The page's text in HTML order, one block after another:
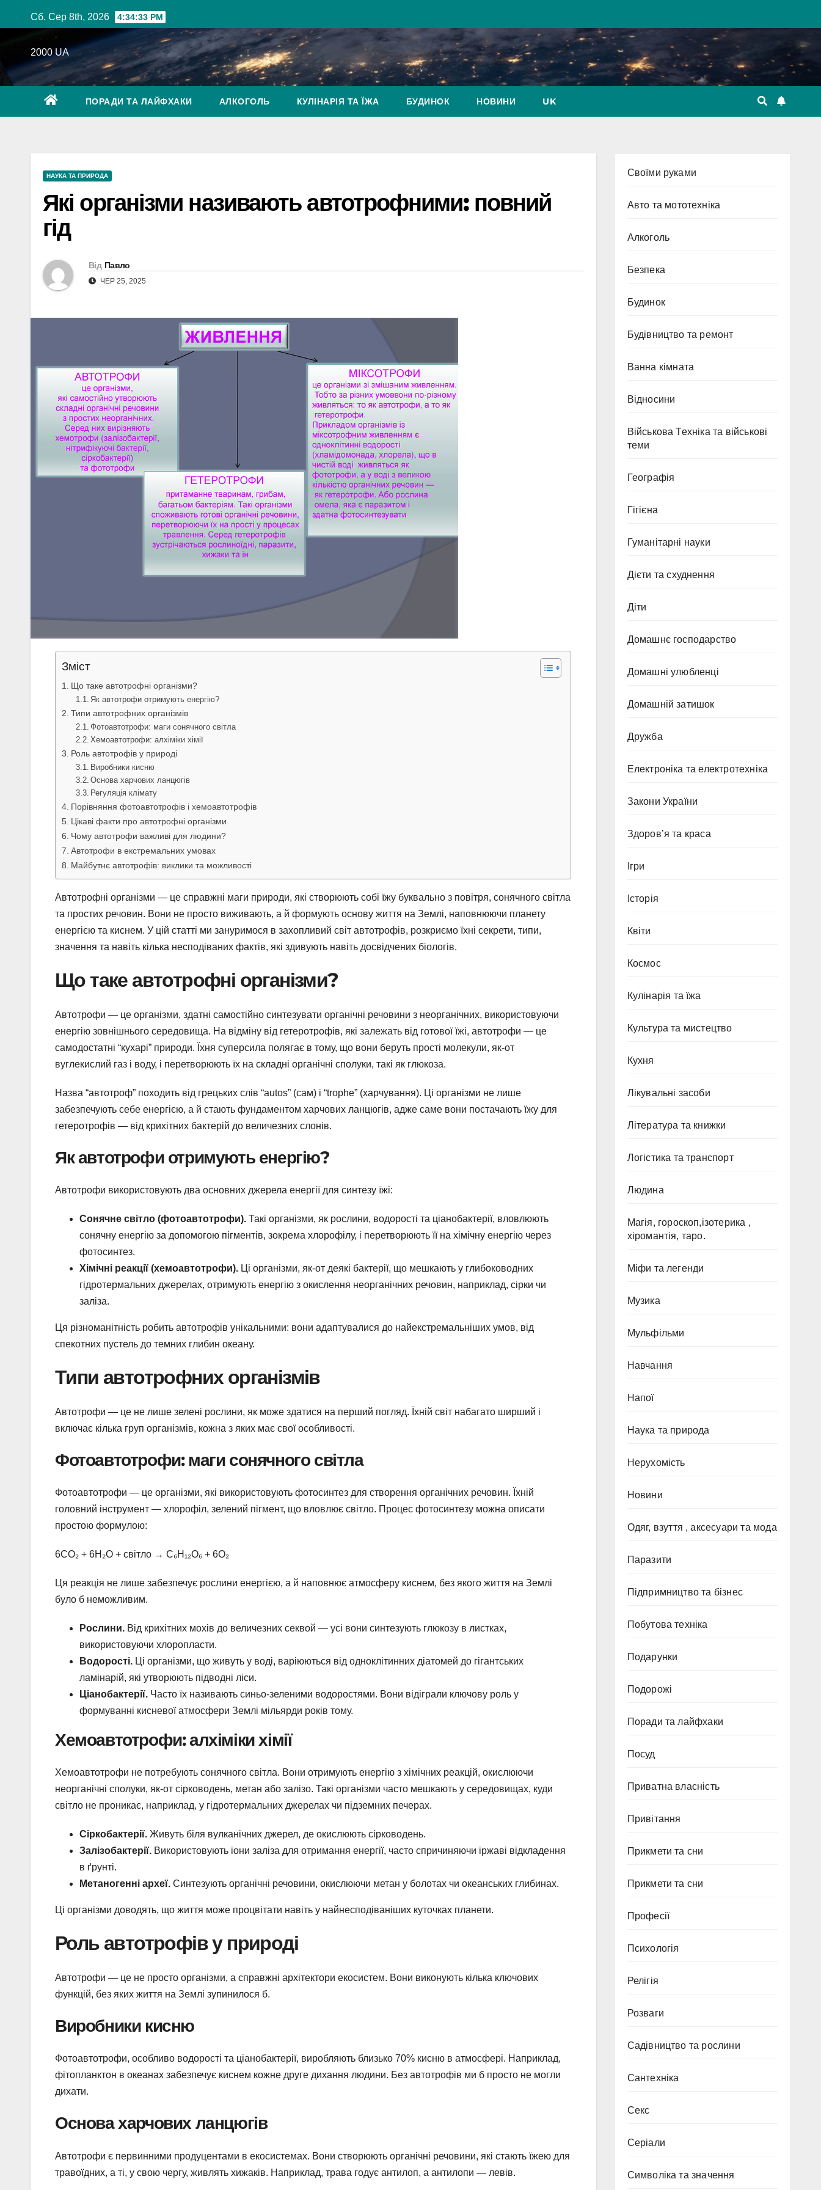
до
Сб. Сер 8th, 2026 4:34:34 PM
2000 UA
ПОРАДИ ТА ЛАЙФХАКИ АЛКОГОЛЬ КУЛІНАРІЯ ТА ЇЖА БУДИНОК НОВИНИ UK
НАУКА ТА ПРИРОДА
Які організми називають автотрофними: повний
гід
Від Павло
ЧЕР 25, 2025
Зміст
Що таке автотрофні організми?
Як автотрофи отримують енергію?
Типи автотрофних організмів
Фотоавтотрофи: маги сонячного світла
Хемоавтотрофи: алхіміки хімії
Роль автотрофів у природі
Виробники кисню
Основа харчових ланцюгів
Регуляція клімату
Порівняння фотоавтотрофів і хемоавтотрофів
Цікаві факти про автотрофні організми
Чому автотрофи важливі для людини?
Автотрофи в екстремальних умовах
Майбутнє автотрофів: виклики та можливості
Автотрофні організми — це справжні маги природи, які створюють собі їжу буквально з повітря, сонячного світла
та простих речовин. Вони не просто виживають, а й формують основу життя на Землі, наповнюючи планету
енергією та киснем. У цій статті ми зануримося в захопливий світ автотрофів, розкриємо їхні секрети, типи,
значення та навіть кілька несподіваних фактів, які здивують навіть досвідчених біологів.
Що таке автотрофні організми?
Автотрофи — це організми, здатні самостійно синтезувати органічні речовини з неорганічних, використовуючи
енергію зовнішнього середовища. На відміну від гетеротрофів, які залежать від готової їжі, автотрофи — це
самодостатні “кухарі” природи. Їхня суперсила полягає в тому, що вони беруть прості молекули, як-от
вуглекислий газ і воду, і перетворюють їх на складні органічні сполуки, такі як глюкоза.
Назва “автотроф” походить від грецьких слів “autos” (сам) і “trophe” (харчування). Ці організми не лише
забезпечують себе енергією, а й стають фундаментом харчових ланцюгів, адже саме вони постачають їжу для
гетеротрофів — від крихітних бактерій до величезних слонів.
Як автотрофи отримують енергію?
Автотрофи використовують два основних джерела енергії для синтезу їжі:
Сонячне світло (фотоавтотрофи). Такі організми, як рослини, водорості та ціанобактерії, вловлюють
сонячну енергію за допомогою пігментів, зокрема хлорофілу, і перетворюють її на хімічну енергію через
фотосинтез.
Хімічні реакції (хемоавтотрофи). Ці організми, як-от деякі бактерії, що мешкають у глибоководних
гідротермальних джерелах, отримують енергію з окислення неорганічних речовин, наприклад, сірки чи
заліза.
Ця різноманітність робить автотрофів унікальними: вони адаптувалися до найекстремальніших умов, від
спекотних пустель до темних глибин океану.
Типи автотрофних організмів
Автотрофи — це не лише зелені рослини, як може здатися на перший погляд. Їхній світ набагато ширший і
включає кілька груп організмів, кожна з яких має свої особливості.
Фотоавтотрофи: маги сонячного світла
Фотоавтотрофи — це організми, які використовують фотосинтез для створення органічних речовин. Їхній
головний інструмент — хлорофіл, зелений пігмент, що вловлює світло. Процес фотосинтезу можна описати
простою формулою:
6CO₂ + 6H₂O + світло → C₆H₁₂O₆ + 6O₂
Ця реакція не лише забезпечує рослини енергією, а й наповнює атмосферу киснем, без якого життя на Землі
було б неможливим.
Рослини. Від крихітних мохів до величезних секвой — усі вони синтезують глюкозу в листках,
використовуючи хлоропласти.
Водорості. Ці організми, що живуть у воді, варіюються від одноклітинних діатомей до гігантських
ламінарій, які утворюють підводні ліси.
Ціанобактерії. Часто їх називають синьо-зеленими водоростями. Вони відіграли ключову роль у
формуванні кисневої атмосфери Землі мільярди років тому.
Хемоавтотрофи: алхіміки хімії
Хемоавтотрофи не потребують сонячного світла. Вони отримують енергію з хімічних реакцій, окислюючи
неорганічні сполуки, як-от сірководень, метан або залізо. Такі організми часто мешкають у середовищах, куди
світло не проникає, наприклад, у гідротермальних джерелах чи підземних печерах.
Сіркобактерії. Живуть біля вулканічних джерел, де окислюють сірководень.
Залізобактерії. Використовують іони заліза для отримання енергії, часто спричиняючи іржаві відкладення
в ґрунті.
Метаногенні археї. Синтезують органічні речовини, окислюючи метан у болотах чи океанських глибинах.
Ці організми доводять, що життя може процвітати навіть у найнесподіваніших куточках планети.
Роль автотрофів у природі
Автотрофи — це не просто організми, а справжні архітектори екосистем. Вони виконують кілька ключових
функцій, без яких життя на Землі зупинилося б.
Виробники кисню
Фотоавтотрофи, особливо водорості та ціанобактерії, виробляють близько 70% кисню в атмосфері. Наприклад,
фітопланктон в океанах забезпечує киснем кожне друге дихання людини. Без автотрофів ми б просто не могли
дихати.
Основа харчових ланцюгів
Автотрофи є первинними продуцентами в екосистемах. Вони створюють органічні речовини, які стають їжею для
травоїдних, а ті, у свою чергу, живлять хижаків. Наприклад, трава годує антилоп, а антилопи — левів.
Cвоїми руками
Авто та мототехніка
Алкоголь
Безпека
Будинок
Будівництво та ремонт
Ванна кімната
Відносини
Військова Техніка та військові
теми
Географія
Гігієна
Гуманітарні науки
Дієти та схуднення
Діти
Домашнє господарство
Домашні улюбленці
Домашній затишок
Дружба
Електроніка та електротехніка
Закони України
Здоров’я та краса
Ігри
Історія
Квіти
Космос
Кулінарія та їжа
Культура та мистецтво
Кухня
Лікувальні засоби
Література та книжки
Логістика та транспорт
Людина
Магія, гороскоп,ізотерика ,
хіромантія, таро.
Міфи та легенди
Музика
Мульфільми
Навчання
Напої
Наука та природа
Нерухомість
Новини
Одяг, взуття , аксесуари та мода
Паразити
Підпримництво та бізнес
Побутова техніка
Подарунки
Подорожі
Поради та лайфхаки
Посуд
Приватна власність
Привітання
Прикмети та сни
Прикмети та сни
Професії
Психологія
Релігія
Розваги
Садівництво та рослини
Сантехніка
Секс
Серіали
Символіка та значення